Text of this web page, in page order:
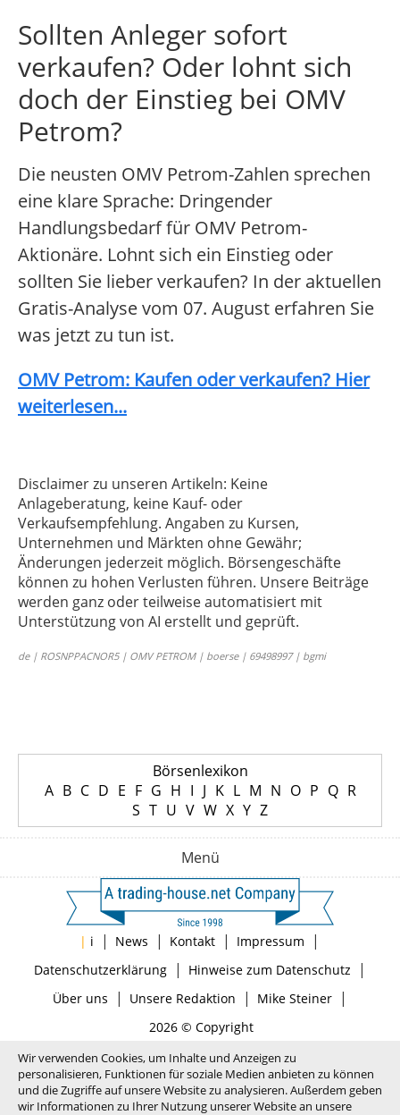
Sollten Anleger sofort
verkaufen? Oder lohnt sich
doch der Einstieg bei OMV
Petrom?
Die neusten OMV Petrom-Zahlen sprechen
eine klare Sprache: Dringender
Handlungsbedarf für OMV Petrom-
Aktionäre. Lohnt sich ein Einstieg oder
sollten Sie lieber verkaufen? In der aktuellen
Gratis-Analyse vom 07. August erfahren Sie
was jetzt zu tun ist.
OMV Petrom: Kaufen oder verkaufen? Hier
weiterlesen...
Disclaimer zu unseren Artikeln: Keine
Anlageberatung, keine Kauf- oder
Verkaufsempfehlung. Angaben zu Kursen,
Unternehmen und Märkten ohne Gewähr;
Änderungen jederzeit möglich. Börsengeschäfte
können zu hohen Verlusten führen. Unsere Beiträge
werden ganz oder teilweise automatisiert mit
Unterstützung von AI erstellt und geprüft.
de | ROSNPPACNOR5 | OMV PETROM | boerse | 69498997 | bgmi
Börsenlexikon
A B C D E F G H I J K L M N O P Q R
S T U V W X Y Z
Menü
| i | News | Kontakt | Impressum |
Datenschutzerklärung| Hinweise zum Datenschutz |
Über uns | Unsere Redaktion | Mike Steiner|
2026 © Copyright
Wir verwenden Cookies, um Inhalte und Anzeigen zu
personalisieren, Funktionen für soziale Medien anbieten zu können
und die Zugriffe auf unsere Website zu analysieren. Außerdem geben
wir Informationen zu Ihrer Nutzung unserer Website an unsere